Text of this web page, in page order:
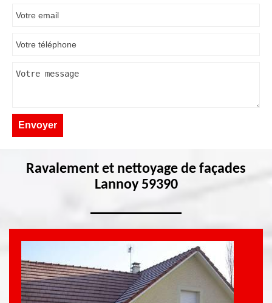
Ravalement et nettoyage de façades
Lannoy 59390